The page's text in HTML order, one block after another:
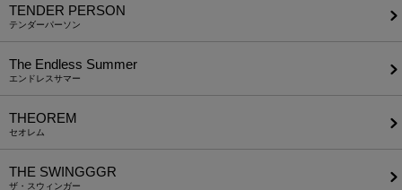
TENDER PERSON
テンダーパーソン
The Endless Summer
エンドレスサマー
THEOREM
セオレム
THE SWINGGGR
ザ・スウィンガー